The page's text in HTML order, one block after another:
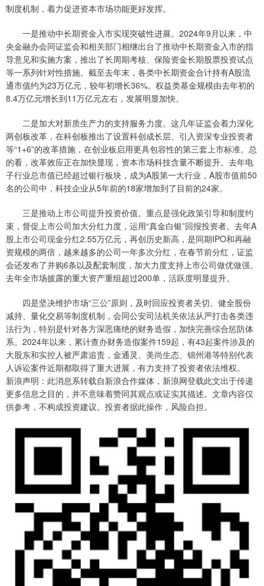
制度机制，着力促进资本市场功能更好发挥。
一是推动中长期资金入市实现突破性进展。2024年9月以来，中
央金融办会同证监会和相关部门相继出台了推动中长期资金入市的指
导意见和实施方案，推出了长周期考核、保险资金长期股票投资试点
等一系列针对性措施。截至去年末，各类中长期资金合计持有A股流
通市值约为23万亿元，较年初增长36%。权益类基金规模由去年初的
8.4万亿元增长到11万亿元左右，发展明显加快。
二是加大对新质生产力的支持服务力度。这几年证监会着力深化
两创板改革，在科创板推出了设置科创成长层、引入资深专业投资者
等“1+6”的改革措施，在创业板启用更具包容性的第三套上市标准。总
的看，改革效应正在加快显现，资本市场科技含量不断提升。去年电
子行业总市值已经超过银行板块，成为A股第一大行业，A股市值前50
名的公司中，科技企业从5年前的18家增加到了目前的24家。
三是推动上市公司提升投资价值。重点是强化政策引导和制度约
束，督促上市公司加大分红力度，运用“真金白银”回报投资者。去年A
股上市公司现金分红2.55万亿元，再创历史新高，是同期IPO和再融
资规模的两倍，越来越多的公司一年多次分红，在春节前分红，证监
会还发布了并购6条以及配套制度，加大力度支持上市公司做优做强。
去年全市场披露的重大资产重组超过200单，活跃度明显提升。
四是坚决维护市场“三公”原则，及时回应投资者关切。健全股份
减持、量化交易等制度机制，会同公安司法机关依法从严打击各类违
法行为，特别是针对各方深恶痛绝的财务造假，加快完善综合惩防体
系。2024年以来，累计查办财务造假案件159起，有43起案件涉及的
大股东和实控人被严肃追责，金通灵、美尚生态、锦州港等特别代表
人诉讼案件近期都取得了重大进展，有力支持了投资者依法维权。
新浪声明：此消息系转载自新浪合作媒体，新浪网登载此文出于传递
更多信息之目的，并不意味着赞同其观点或证实其描述。文章内容仅
供参考，不构成投资建议。投资者据此操作，风险自担。